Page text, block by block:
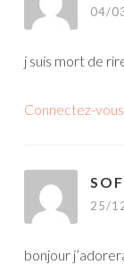
04/
j suis mort de
Connectez-
25/
bonjour